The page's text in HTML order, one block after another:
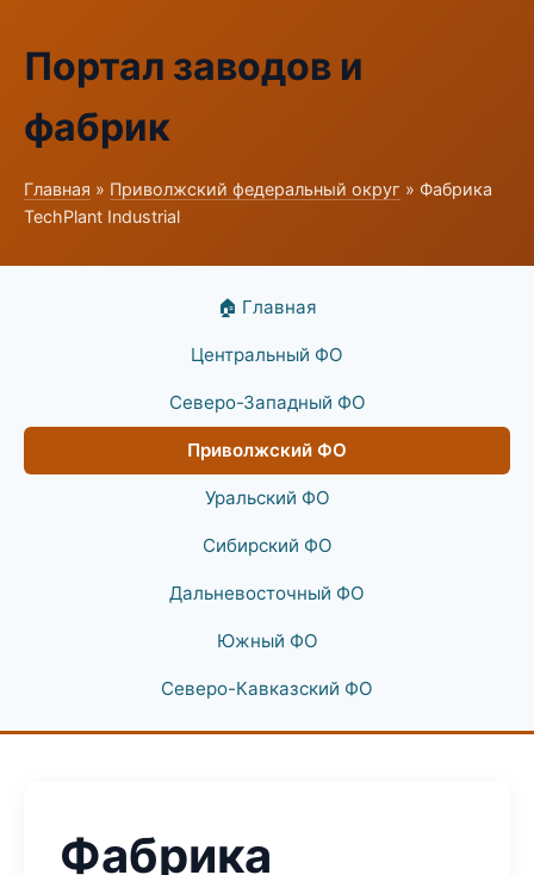
Портал заводов и
фабрик
Главная » Приволжский федеральный округ » Фабрика
TechPlant Industrial
🏠 Главная
Центральный ФО
Северо-Западный ФО
Приволжский ФО
Уральский ФО
Сибирский ФО
Дальневосточный ФО
Южный ФО
Северо-Кавказский ФО
Фабрика